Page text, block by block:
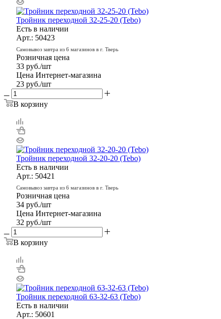
Тройник переходной 32-25-20 (Tebo)
Есть в наличии
Арт.: 50423
Самовывоз завтра из 6 магазинов в г. Тверь
Розничная цена
33 руб./шт
Цена Интернет-магазина
23 руб./шт
В корзину
Тройник переходной 32-20-20 (Tebo)
Есть в наличии
Арт.: 50421
Самовывоз завтра из 6 магазинов в г. Тверь
Розничная цена
34 руб./шт
Цена Интернет-магазина
32 руб./шт
В корзину
Тройник переходной 63-32-63 (Tebo)
Есть в наличии
Арт.: 50601